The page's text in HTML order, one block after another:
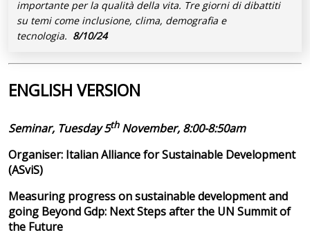
importante per la qualità della vita. Tre giorni di dibattiti
su temi come inclusione, clima, demografia e
tecnologia. 8/10/24
ENGLISH VERSION
Seminar, Tuesday 5thNovember, 8:00-8:50am
Organiser: Italian Alliance for Sustainable Development
(ASviS)
Measuring progress on sustainable development and
going Beyond Gdp: Next Steps after the UN Summit of
the Future